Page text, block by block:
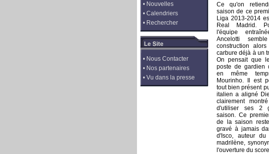
• Nouvelles
• Calendriers
• Rechercher
• Nous Contacter
• Nos partenaires
• Vu dans la presse
Ce qu'on
saison de ce
Liga 2013-2014
Real Madrid.
l'équipe
Ancelotti
construction
carbure déjà à un
On pensait que
poste de gardien
en même
Mourinho. Il est
tout bien présent
italien a aligné
clairement
d'utiliser ses 2
saison. Ce
de la saison
gravé à jamais
d'Isco, auteur du
madrilène,
l'ouverture du